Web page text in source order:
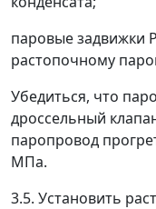
паровые задвижки
растопочному
Убедиться, что
дроссельный
паропровод
МПа.
3.5. Установить